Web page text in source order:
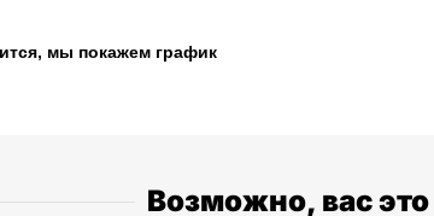
мы покажем график
Возможно, вас это